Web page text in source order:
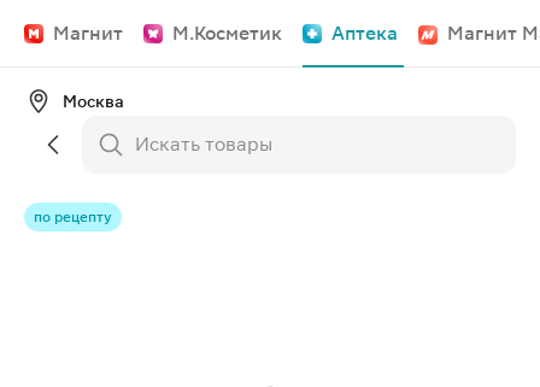
Магнит М.Косметик Аптека Магнит
Москва
по рецепту